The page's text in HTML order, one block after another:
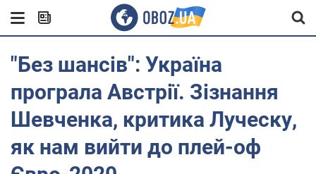
"Без шансів": Україна
програла Австрії. Зізнання
Шевченка, критика Луческу,
як нам вийти до плей-оф